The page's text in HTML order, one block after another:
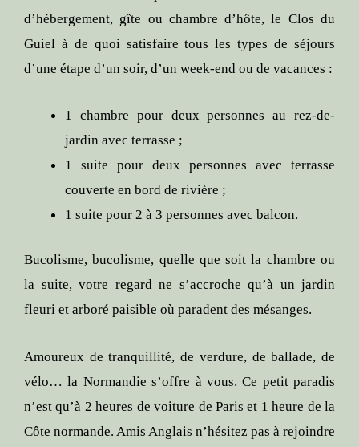
d’hébergement, gîte ou chambre d’hôte, le Clos du
Guiel à de quoi satisfaire tous les types de séjours
d’une étape d’un soir, d’un week-end ou de vacances :
1 chambre pour deux personnes au rez-de-
jardin avec terrasse ;
1 suite pour deux personnes avec terrasse
couverte en bord de rivière ;
1 suite pour 2 à 3 personnes avec balcon.
Bucolisme, bucolisme, quelle que soit la chambre ou
la suite, votre regard ne s’accroche qu’à un jardin
fleuri et arboré paisible où paradent des mésanges.
Amoureux de tranquillité, de verdure, de ballade, de
vélo… la Normandie s’offre à vous. Ce petit paradis
n’est qu’à 2 heures de voiture de Paris et 1 heure de la
Côte normande. Amis Anglais n’hésitez pas à rejoindre